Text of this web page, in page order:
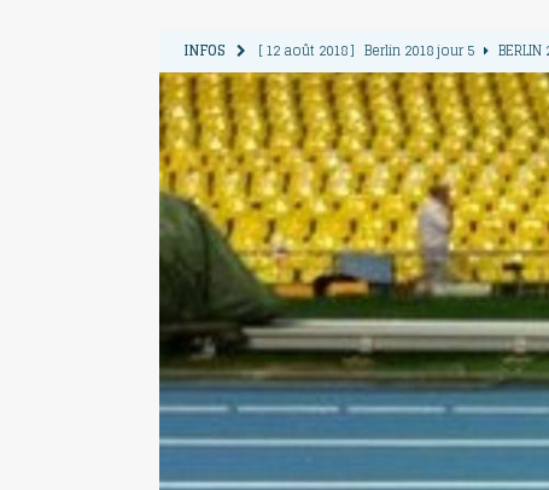
INFOS [ 12 août 2018 ] Berlin 2018 jour 5
BERLIN
[ 11 août 2018 ] Berlin 2018 jour 4
BERLIN
[ 10 août 2018 ] Berlin 2018 Jour 3
BERLIN
[ 9 août 2018 ] Berlin 2018 jour 2
BERLIN
[ 13 août 2018 ] Berlin 2018 jour 6 BERLIN